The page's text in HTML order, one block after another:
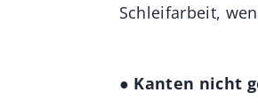
Schleifarbeit,
● Kanten nicht